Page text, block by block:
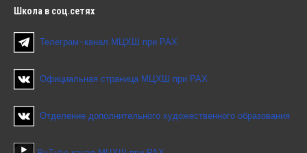
Школа в соц.сетях
Телеграм-канал МЦХШ при РАХ
Официальная страница МЦХШ при РАХ
Отделение дополнительного художественного образования